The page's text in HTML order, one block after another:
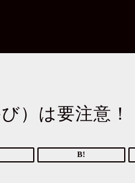
）は要注意！